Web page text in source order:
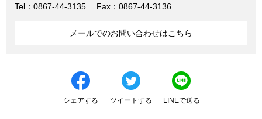
Tel：0867-44-3135
Fax：0867-44-3136
メールでのお問い合わせはこちら
シェアする ツイートする LINEで送る